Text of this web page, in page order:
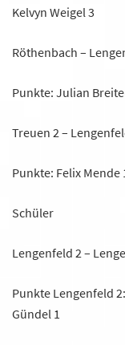
Kelvyn Weigel 3
Röthenbach –
Punkte: Julian
Treuen 2 –
Punkte: Felix Mende
Schüler
Lengenfeld 2 –
Punkte Lengenfeld
Gündel 1